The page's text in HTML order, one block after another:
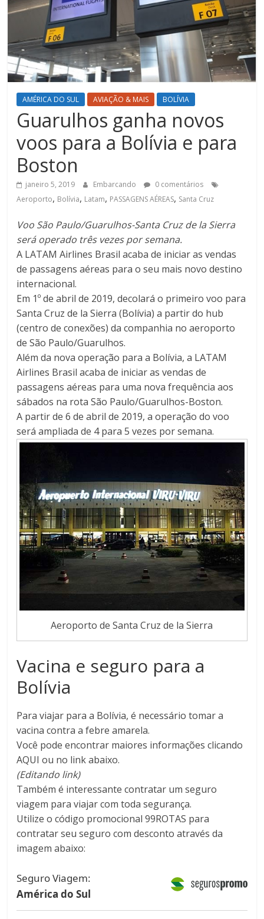
AMÉRICA DO SUL AVIAÇÃO & MAIS BOLÍVIA
Guarulhos ganha novos
voos para a Bolívia e para
Boston
janeiro 5, 2019 Embarcando
0 comentários
Aeroporto, Bolívia, Latam, PASSAGENS AÉREAS, Santa Cruz
Voo São Paulo/Guarulhos-Santa Cruz de la Sierra
será operado três vezes por semana.
A LATAM Airlines Brasil acaba de iniciar as vendas
de passagens aéreas para o seu mais novo destino
internacional.
Em 1º de abril de 2019, decolará o primeiro voo para
Santa Cruz de la Sierra (Bolívia) a partir do hub
(centro de conexões) da companhia no aeroporto
de São Paulo/Guarulhos.
Além da nova operação para a Bolívia, a LATAM
Airlines Brasil acaba de iniciar as vendas de
passagens aéreas para uma nova frequência aos
sábados na rota São Paulo/Guarulhos-Boston.
A partir de 6 de abril de 2019, a operação do voo
será ampliada de 4 para 5 vezes por semana.
Aeroporto de Santa Cruz de la Sierra
Vacina e seguro para a
Bolívia
Para viajar para a Bolívia, é necessário tomar a
vacina contra a febre amarela.
Você pode encontrar maiores informações clicando
AQUI ou no link abaixo.
(Editando link)
Também é interessante contratar um seguro
viagem para viajar com toda segurança.
Utilize o código promocional 99ROTAS para
contratar seu seguro com desconto através da
imagem abaixo:
Seguro Viagem:
América do Sul